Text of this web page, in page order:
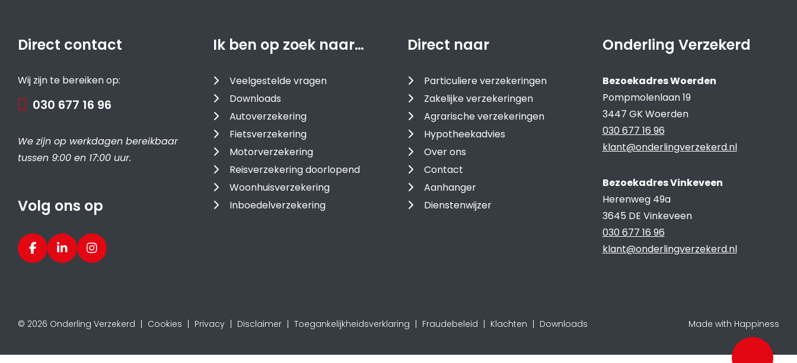
Direct contact
Wij zijn te bereiken op:
030 677 16 96
We zijn op werkdagen bereikbaar
tussen 9:00 en 17:00 uur.
Volg ons op
Ik ben op zoek naar…
Veelgestelde vragen
Downloads
Autoverzekering
Fietsverzekering
Motorverzekering
Reisverzekering doorlopend
Woonhuisverzekering
Inboedelverzekering
Direct naar
Particuliere verzekeringen
Zakelijke verzekeringen
Agrarische verzekeringen
Hypotheekadvies
Over ons
Contact
Aanhanger
Dienstenwijzer
Onderling Verzekerd
Bezoekadres Woerden
Pompmolenlaan 19
3447 GK Woerden
030 677 16 96
klant@onderlingverzekerd.nl
Bezoekadres Vinkeveen
Herenweg 49a
3645 DE Vinkeveen
030 677 16 96
klant@onderlingverzekerd.nl
© 2026 Onderling Verzekerd Cookies Privacy Disclaimer Toegankelijkheidsverklaring Fraudebeleid Klachten Downloads Made with Happiness